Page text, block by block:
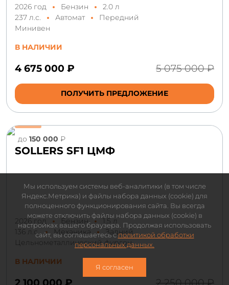
2026 год Бензин
2.0 л
237 л.с.
Автомат
Передний
Минивен
В НАЛИЧИИ
4 675 000 ₽ 5 075 000 ₽
ПОЛУЧИТЬ ПРЕДЛОЖЕНИЕ
до 150 000 ₽
SOLLERS SF1 ЦМФ
2026 год Бензин
1.5 л
136 л.с.
Механика
Задний
Цельнометаллический фургон
В НАЛИЧИИ
2 100 000 ₽ 2 250 000 ₽
Мы используем системы веб-аналитики (в том числе
Яндекс.Метрика) и файлы набора данных (cookie) для
полноценного функционирования сайта. Вы всегда
можете отключить файлы набора данных (cookie) в
настройках вашего браузера. Продолжая использовать
сайт, вы соглашаетесь сполитикой обработки
персональных данных.
Я согласен